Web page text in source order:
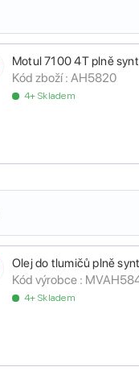
Motul 7100 4T plně
Kód zboží : AH5820
4+ Skladem
Olej do tlumičů plně
Kód výrobce :
4+ Skladem